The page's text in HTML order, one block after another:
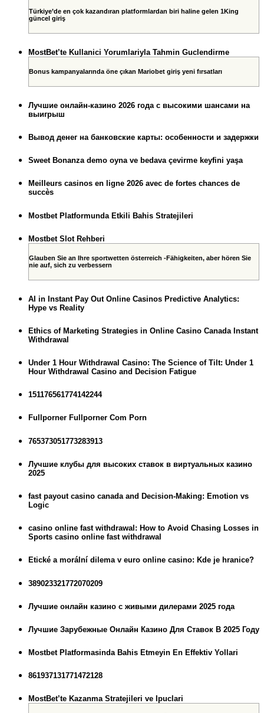
Türkiye’de en çok kazandıran platformlardan biri haline gelen 1King
güncel giriş
MostBet’te Kullanici Yorumlariyla Tahmin Guclendirme
Bonus kampanyalarında öne çıkan Mariobet giriş yeni fırsatları
Лучшие онлайн-казино 2026 года с высокими шансами на
выигрыш
Вывод денег на банковские карты: особенности и задержки
Sweet Bonanza demo oyna ve bedava çevirme keyfini yaşa
Meilleurs casinos en ligne 2026 avec de fortes chances de
succès
Mostbet Platformunda Etkili Bahis Stratejileri
Mostbet Slot Rehberi
Glauben Sie an Ihre sportwetten österreich -Fähigkeiten, aber hören Sie
nie auf, sich zu verbessern
AI in Instant Pay Out Online Casinos Predictive Analytics:
Hype vs Reality
Ethics of Marketing Strategies in Online Casino Canada Instant
Withdrawal
Under 1 Hour Withdrawal Casino: The Science of Tilt: Under 1
Hour Withdrawal Casino and Decision Fatigue
151176561774142244
Fullporner Fullporner Com Porn
765373051773283913
Лучшие клубы для высоких ставок в виртуальных казино
2025
fast payout casino canada and Decision-Making: Emotion vs
Logic
casino online fast withdrawal: How to Avoid Chasing Losses in
Sports casino online fast withdrawal
Etické a morální dilema v euro online casino: Kde je hranice?
389023321772070209
Лучшие онлайн казино с живыми дилерами 2025 года
Лучшие Зарубежные Онлайн Казино Для Ставок В 2025 Году
Mostbet Platformasinda Bahis Etmeyin En Effektiv Yollari
861937131771472128
MostBet’te Kazanma Stratejileri ve Ipuclari